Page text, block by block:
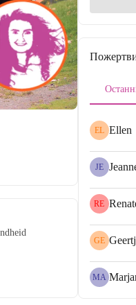
EL Ellen
JE
RE
GE
MA